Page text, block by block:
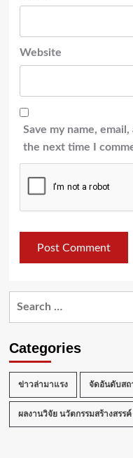
Website
Save my name,
the next time I
Categories
ข่าวล่ามาแรง จัดอันดับสถ
ผลงานวิจัย นวัตกรรมสร้างสรรค์